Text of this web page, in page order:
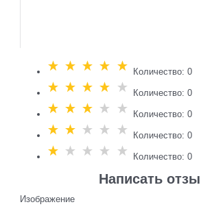
Количество: 0
Количество: 0
Количество: 0
Количество: 0
Количество: 0
Написать
Изображение